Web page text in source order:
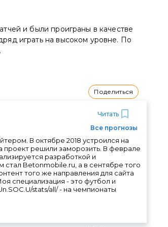
и были проиграны в качестве
играть на высоком уровне. По
Поделиться
Читать
Все прогнозы
В октябре 2018 устроился на
проект решили заморозить. В феврале
разработкой и
Betonmobile.ru, а в сентябре того
того же направления для сайта
специализация - это футбол и
stats/all/ - на чемпионаты